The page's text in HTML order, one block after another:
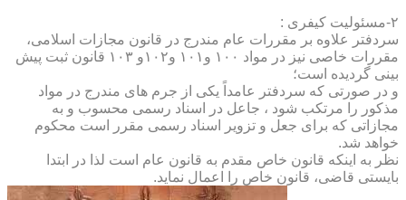
۲-مسئولیت کیفری :
سردفتر علاوه بر مقررات عام مندرج در قانون مجازات اسلامی،
مقررات خاصی نیز در مواد ۱۰۰ و۱۰۱ و۱۰۲و ۱۰۳ قانون ثبت پیش
بینی گردیده است؛
و در صورتی که سردفتر عامداً یکی از جرم های مندرج در مواد
مذکور را مرتکب شود ، جاعل در اسناد رسمی محسوب و به
مجازاتی که برای جعل و تزویر اسناد رسمی مقرر است محکوم
خواهد شد.
نظر به اینکه قانون خاص مقدم به قانون عام است لذا در ابتدا
بایستی قاضی، قانون خاص را اعمال نماید.